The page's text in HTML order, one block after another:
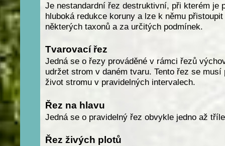
Je nestandardní řez destruktivní, při kterém je
hluboká redukce koruny a lze k němu přistoupit
některých taxonů a za určitých podmínek.
Tvarovací řez
Jedná se o řezy prováděné v rámci řezů
udržet strom v daném tvaru. Tento řez se musí
život stromu v pravidelných intervalech.
Řez na hlavu
Jedná se o pravidelný řez obvykle jedno až
Řez živých plotů